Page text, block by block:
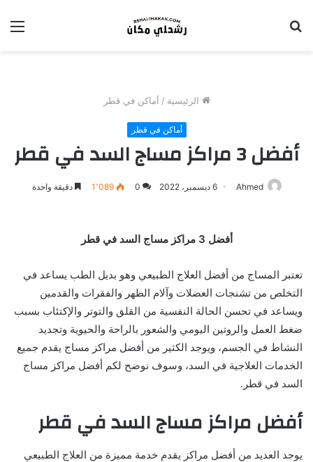
الرئيسية / أماكن في قطر
أماكن في قطر
أفضل 3 مراكز مساج السد في قطر
Ahmed 6 ديسمبر، 2022 0 1٬089 دقيقة واحدة
أفضل 3 مراكز مساج السد في قطر
تعتبر المساج من أفضل العلاج الطبيعي وهو بديل الطب يساعد في
التخلص من تشنجات العضلات وآلام الظهر والفقرات والقدمين
ويساعد في تحسن الحالة النفسية من القلق والتوتر والإكتئاب بسبب
ضغط العمل والروتين اليومي والشعور بالراحة والحيوية وتجديد
النشاط في الجسم، ويوجد الكثير من أفضل مراكز مساج يقدم جميع
الخدمات العلاجية في السد، وسوف نوضح لكم أفضل مراكز مساج
السد في قطر.
أفضل مراكز مساج السد في قطر
يوجد العديد من أفضل مراكز يقدم خدمة مميزة من العلاج الطبيعي